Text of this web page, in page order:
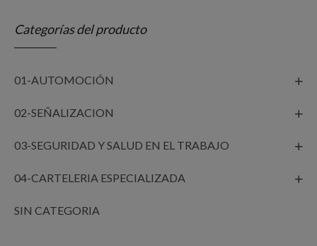
Categorías del producto
01-AUTOMOCIÓN
02-SEÑALIZACION
03-SEGURIDAD Y SALUD EN EL TRABAJO
04-CARTELERIA ESPECIALIZADA
SIN CATEGORIA